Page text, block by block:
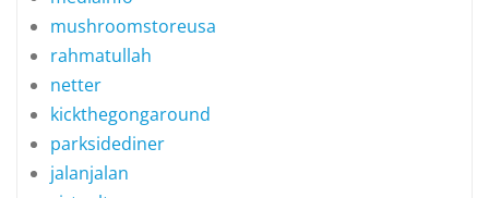
mushroomstoreusa
rahmatullah
netter
kickthegongaround
parksidediner
jalanjalan